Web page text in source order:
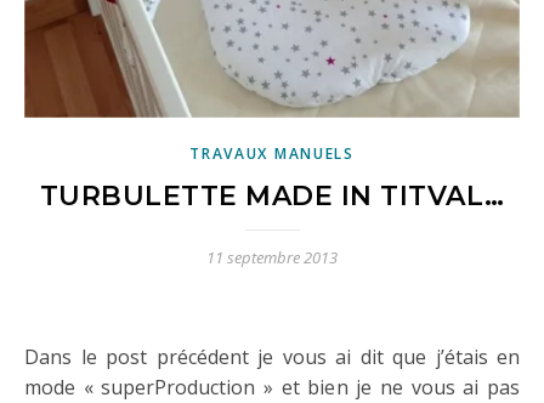
TRAVAUX MANUELS
TURBULETTE MADE IN TITVAL…
11 septembre 2013
Dans le post précédent je vous ai dit que j’étais en
mode « superProduction » et bien je ne vous ai pas